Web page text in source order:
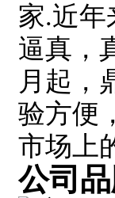
家.近年
逼真，
月起，
验方便
市场上
公司品